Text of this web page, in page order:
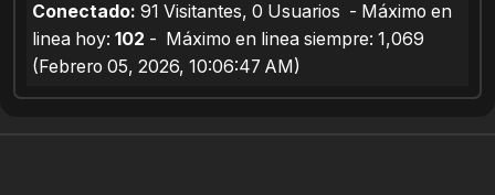
Conectado: 91 Visitantes, 0 Usuarios - Máximo en
linea hoy: 102 - Máximo en linea siempre: 1,069
(Febrero 05, 2026, 10:06:47 AM)